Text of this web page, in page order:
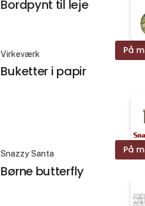
Bordpynt til leje
På
Virkeværk
Buketter i papir
På
Snazzy Santa
Børne butterfly